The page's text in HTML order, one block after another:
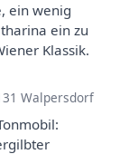
ein wenig
ein zu
Klassik.
Walpersdorf